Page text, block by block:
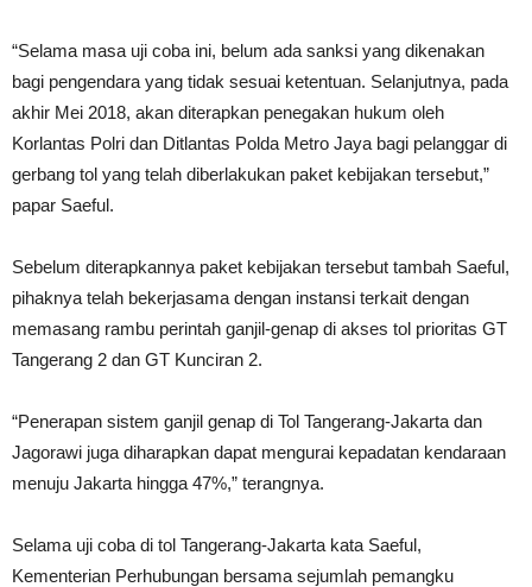
“Selama masa uji coba ini, belum ada sanksi yang dikenakan
bagi pengendara yang tidak sesuai ketentuan. Selanjutnya, pada
akhir Mei 2018, akan diterapkan penegakan hukum oleh
Korlantas Polri dan Ditlantas Polda Metro Jaya bagi pelanggar di
gerbang tol yang telah diberlakukan paket kebijakan tersebut,”
papar Saeful.
Sebelum diterapkannya paket kebijakan tersebut tambah Saeful,
pihaknya telah bekerjasama dengan instansi terkait dengan
memasang rambu perintah ganjil-genap di akses tol prioritas GT
Tangerang 2 dan GT Kunciran 2.
“Penerapan sistem ganjil genap di Tol Tangerang-Jakarta dan
Jagorawi juga diharapkan dapat mengurai kepadatan kendaraan
menuju Jakarta hingga 47%,” terangnya.
Selama uji coba di tol Tangerang-Jakarta kata Saeful,
Kementerian Perhubungan bersama sejumlah pemangku